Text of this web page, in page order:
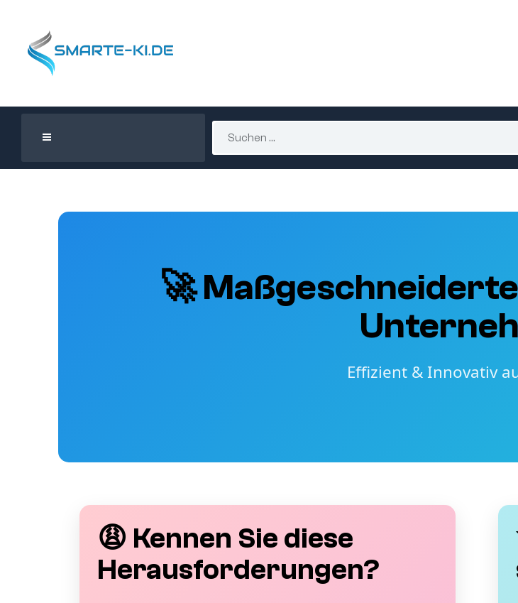
🚀
Effizient & Innovativ
😩 Kennen Sie diese
Herausforderungen?